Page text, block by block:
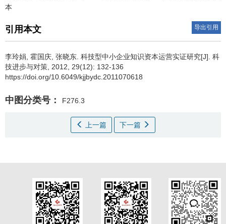
本
引用本文 导出引用
李玲娟 霍国庆 张晓东 科技型中小企业知识资本运营实证研究[J]. 科
技进步与对策, 2012, 29(12): 132-136
https://doi.org/10.6049/kjjbydc.2011070618
中图分类号： F276.3
上一篇 下一篇